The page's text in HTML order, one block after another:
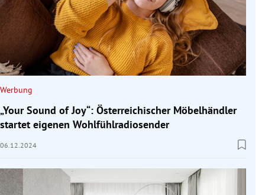
Werbung
„Your Sound of Joy“: Österreichischer Möbelhändler
startet eigenen Wohlfühlradiosender
06.12.2024